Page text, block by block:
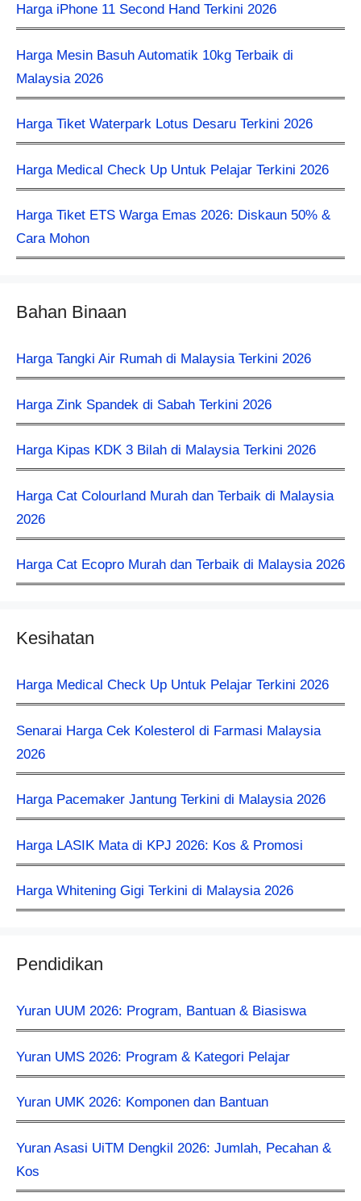
Harga iPhone 11 Second Hand Terkini 2026
Harga Mesin Basuh Automatik 10kg Terbaik di
Malaysia 2026
Harga Tiket Waterpark Lotus Desaru Terkini 2026
Harga Medical Check Up Untuk Pelajar Terkini 2026
Harga Tiket ETS Warga Emas 2026: Diskaun 50% &
Cara Mohon
Bahan Binaan
Harga Tangki Air Rumah di Malaysia Terkini 2026
Harga Zink Spandek di Sabah Terkini 2026
Harga Kipas KDK 3 Bilah di Malaysia Terkini 2026
Harga Cat Colourland Murah dan Terbaik di Malaysia
2026
Harga Cat Ecopro Murah dan Terbaik di Malaysia 2026
Kesihatan
Harga Medical Check Up Untuk Pelajar Terkini 2026
Senarai Harga Cek Kolesterol di Farmasi Malaysia
2026
Harga Pacemaker Jantung Terkini di Malaysia 2026
Harga LASIK Mata di KPJ 2026: Kos & Promosi
Harga Whitening Gigi Terkini di Malaysia 2026
Pendidikan
Yuran UUM 2026: Program, Bantuan & Biasiswa
Yuran UMS 2026: Program & Kategori Pelajar
Yuran UMK 2026: Komponen dan Bantuan
Yuran Asasi UiTM Dengkil 2026: Jumlah, Pecahan &
Kos